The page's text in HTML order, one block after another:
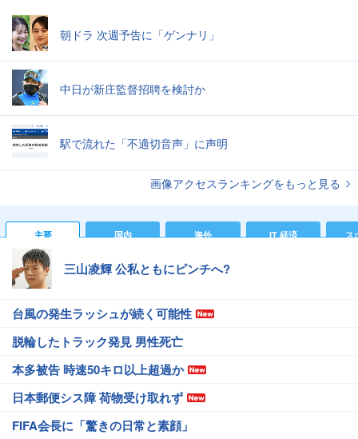
朝ドラ 次週予告に「ゲンナリ」
中日が新庄監督招聘を検討か
駅で流れた「不適切音声」に声明
画像アクセスランキングをもっと見る
主要 国内 海外 IT 経済 ス
三山凌輝 公私ともにピンチへ?
台風の発生ラッシュが続く可能性
脱輪したトラック発見 男性死亡
本多被告 時速50キロ以上超過か
日本郵便シス障 荷物受け取れず
FIFA会長に「驚きの日常と素顔」